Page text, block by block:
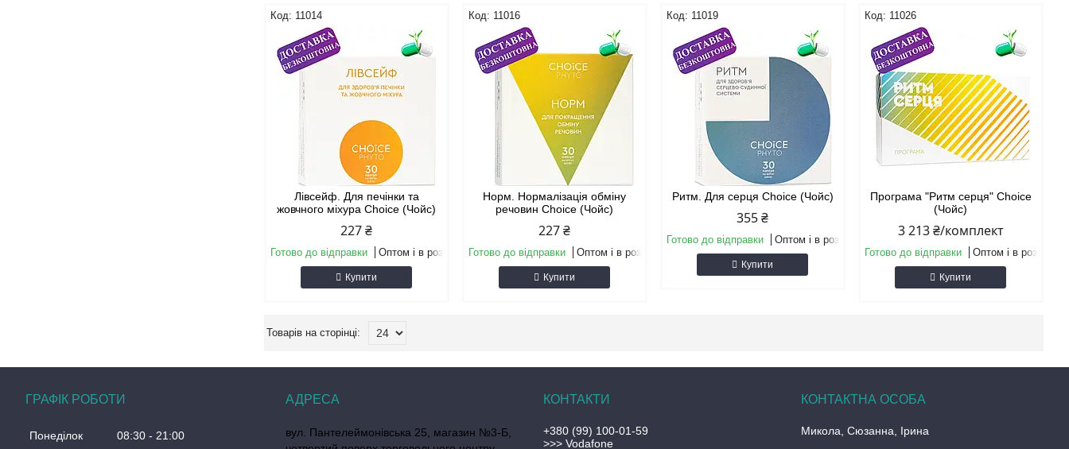
11014
Лівсейф. Для печінки та
жовчного міхура Choice (Чойс)
227 ₴
Готово до відправки Оптом і в роздріб
Купити
11016
Норм. Нормалізація обміну
речовин Choice (Чойс)
227 ₴
Готово до відправки Оптом і в роздріб
Купити
11019
Ритм. Для серця Choice (Чойс)
355 ₴
Готово до відправки Оптом і в роздріб
Купити
11026
Програма "Ритм серця" Choice
(Чойс)
3 213 ₴/комплект
Готово до відправки Оптом і в роздріб
Купити
ГРАФІК РОБОТИ
Понеділок 08:30 21:00
вул. Пантелеймонівська 25, магазин №3-Б,
+380 (99) 100-01-59
>>> Vodafone
Микола, Сюзанна, Ірина